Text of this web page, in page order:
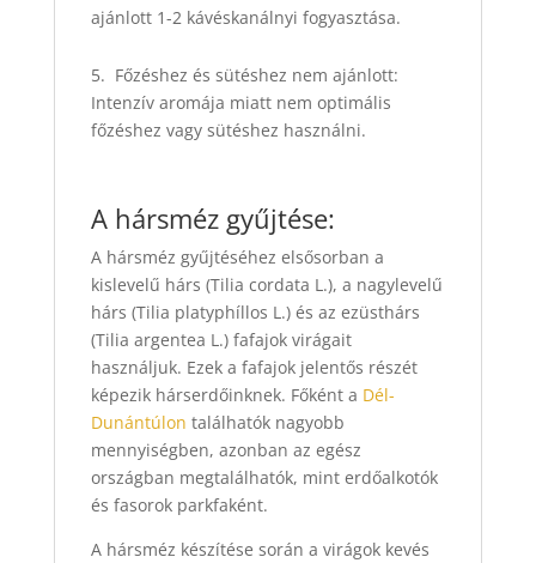
ajánlott 1-2 kávéskanálnyi fogyasztása.
5. Főzéshez és sütéshez nem ajánlott:
Intenzív aromája miatt nem optimális
főzéshez vagy sütéshez használni.
A hársméz gyűjtése:
A hársméz gyűjtéséhez elsősorban a
kislevelű hárs (Tilia cordata L.), a nagylevelű
hárs (Tilia platyphíllos L.) és az ezüsthárs
(Tilia argentea L.) fafajok virágait
használjuk. Ezek a fafajok jelentős részét
képezik hárserdőinknek. Főként a Dél-
Dunántúlon találhatók nagyobb
mennyiségben, azonban az egész
országban megtalálhatók, mint erdőalkotók
és fasorok parkfaként.
A hársméz készítése során a virágok kevés